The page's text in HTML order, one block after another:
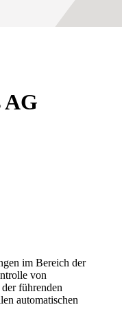
AG
im Bereich der
von
führenden
automatischen